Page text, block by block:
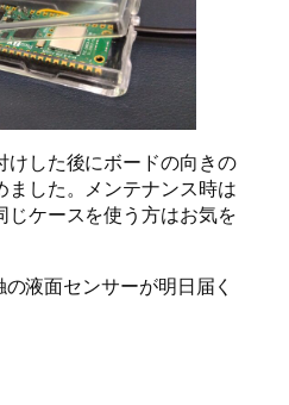
けした後にボードの向きの
ました。メンテナンス時は
ケースを使う方はお気を
液面センサーが明日届く